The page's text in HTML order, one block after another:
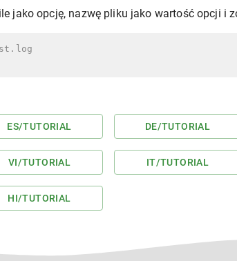
jako opcję, nazwę pliku jako wartość opcji i
ES/TUTORIAL DE/TUTORIAL
VI/TUTORIAL IT/TUTORIAL
HI/TUTORIAL